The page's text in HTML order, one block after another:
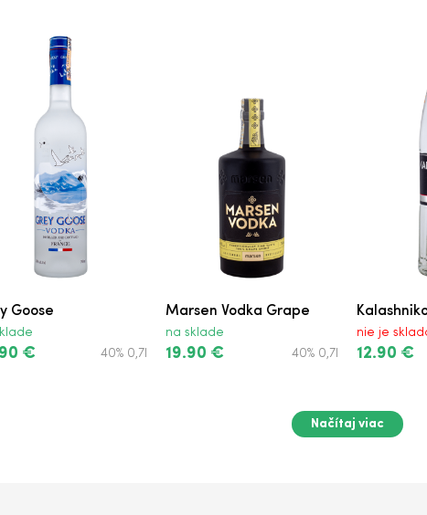
Goose
€ 40% 0,7l
Marsen Vodka Grape
na sklade
19.90 € 40% 0,7l
nie je
12.90 €
Načítaj viac